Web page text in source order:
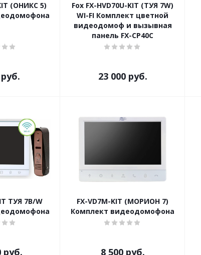
(ОНИКС 5)
Fox FX-HVD70U-KIT (ТУЯ 7W)
WI-FI Комплект цветной
видеодомоф и вызывная
панель FX-CP40C
23 000руб.
ТУЯ 7B/W
руб.
FX-VD7M-KIT (МОРИОН 7)
Комплект видеодомофона
8 500руб.